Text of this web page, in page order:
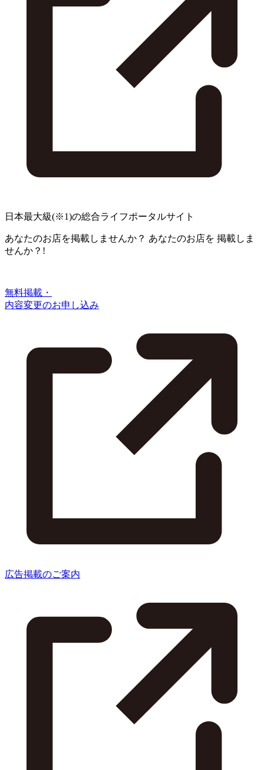
日本最大級(※1)の総合ライフポータルサイト
あなたのお店を掲載しませんか？ あなたのお店を 掲載しま
せんか？!
無料掲載・
内容変更のお申し込み
広告掲載のご案内